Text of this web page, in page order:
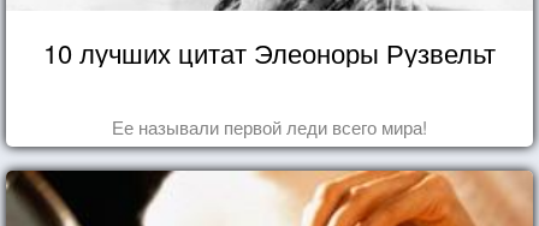
10 лучших цитат Элеоноры Рузвельт
Ее называли первой леди всего мира!